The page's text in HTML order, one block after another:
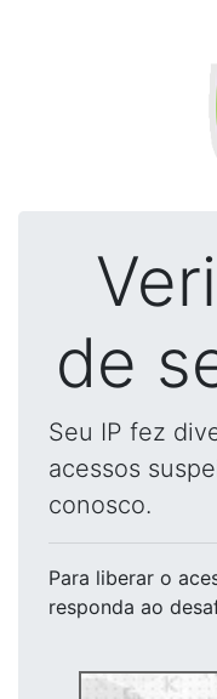
de
Seu IP fez
acessos
conosco.
Para liberar o
responda ao